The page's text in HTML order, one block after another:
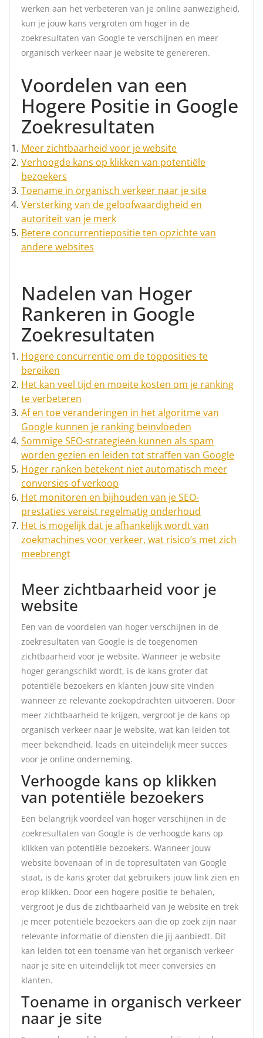
werken aan het verbeteren van je online aanwezigheid,
kun je jouw kans vergroten om hoger in de
zoekresultaten van Google te verschijnen en meer
organisch verkeer naar je website te genereren.
Voordelen van een
Hogere Positie in Google
Zoekresultaten
Meer zichtbaarheid voor je website
Verhoogde kans op klikken van potentiële
bezoekers
Toename in organisch verkeer naar je site
Versterking van de geloofwaardigheid en
autoriteit van je merk
Betere concurrentiepositie ten opzichte van
andere websites
Nadelen van Hoger
Rankeren in Google
Zoekresultaten
Hogere concurrentie om de topposities te
bereiken
Het kan veel tijd en moeite kosten om je ranking
te verbeteren
Af en toe veranderingen in het algoritme van
Google kunnen je ranking beïnvloeden
Sommige SEO-strategieën kunnen als spam
worden gezien en leiden tot straffen van Google
Hoger ranken betekent niet automatisch meer
conversies of verkoop
Het monitoren en bijhouden van je SEO-
prestaties vereist regelmatig onderhoud
Het is mogelijk dat je afhankelijk wordt van
zoekmachines voor verkeer, wat risico’s met zich
meebrengt
Meer zichtbaarheid voor je
website
Een van de voordelen van hoger verschijnen in de
zoekresultaten van Google is de toegenomen
zichtbaarheid voor je website. Wanneer je website
hoger gerangschikt wordt, is de kans groter dat
potentiële bezoekers en klanten jouw site vinden
wanneer ze relevante zoekopdrachten uitvoeren. Door
meer zichtbaarheid te krijgen, vergroot je de kans op
organisch verkeer naar je website, wat kan leiden tot
meer bekendheid, leads en uiteindelijk meer succes
voor je online onderneming.
Verhoogde kans op klikken
van potentiële bezoekers
Een belangrijk voordeel van hoger verschijnen in de
zoekresultaten van Google is de verhoogde kans op
klikken van potentiële bezoekers. Wanneer jouw
website bovenaan of in de topresultaten van Google
staat, is de kans groter dat gebruikers jouw link zien en
erop klikken. Door een hogere positie te behalen,
vergroot je dus de zichtbaarheid van je website en trek
je meer potentiële bezoekers aan die op zoek zijn naar
relevante informatie of diensten die jij aanbiedt. Dit
kan leiden tot een toename van het organisch verkeer
naar je site en uiteindelijk tot meer conversies en
klanten.
Toename in organisch verkeer
naar je site